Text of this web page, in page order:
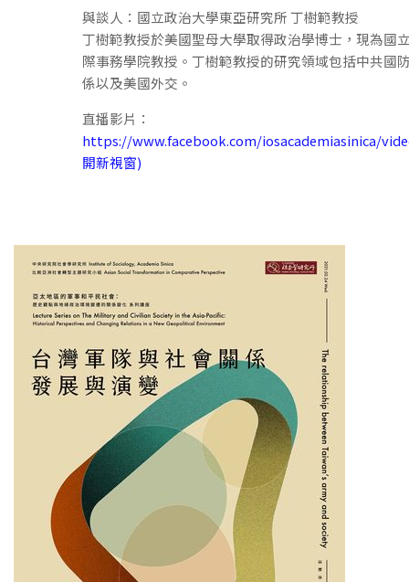
與談人：國立政治大學東亞研究所 丁樹範教授
丁樹範教授於美國聖母大學取得政治學博士，現為國
際事務學院教授。丁樹範教授的研究領域包括中共國
係以及美國外交。
直播影片：
https://www.facebook.com/iosacademiasinica/
開新視窗)